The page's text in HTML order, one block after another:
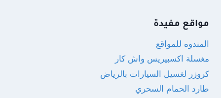
مواقع مفيدة
المندوه للمواقع
مغسلة اكسبيريس واش كار
كروزر لغسيل السيارات بالرياض
طارد الحمام السحري